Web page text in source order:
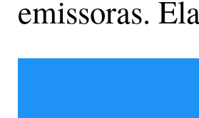
emissoras.